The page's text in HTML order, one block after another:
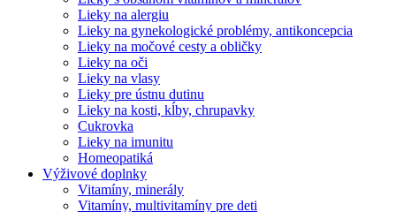
Lieky na alergiu
Lieky na gynekologické problémy, antikoncepcia
Lieky na močové cesty a obličky
Lieky na oči
Lieky na vlasy
Lieky pre ústnu dutinu
Lieky na kosti, kĺby, chrupavky
Cukrovka
Lieky na imunitu
Homeopatiká
Výživové doplnky
Vitamíny, minerály
Vitamíny, multivitamíny pre deti